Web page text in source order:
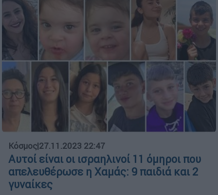
Κόσμος|27.11.2023 22:47
Αυτοί είναι οι ισραηλινοί 11 όμηροι που
απελευθέρωσε η Χαμάς: 9 παιδιά και 2
γυναίκες